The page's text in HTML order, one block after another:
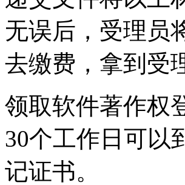
无误后，受理员
去缴费，拿到受
领取软件著作权
30个工作日可以
记证书。